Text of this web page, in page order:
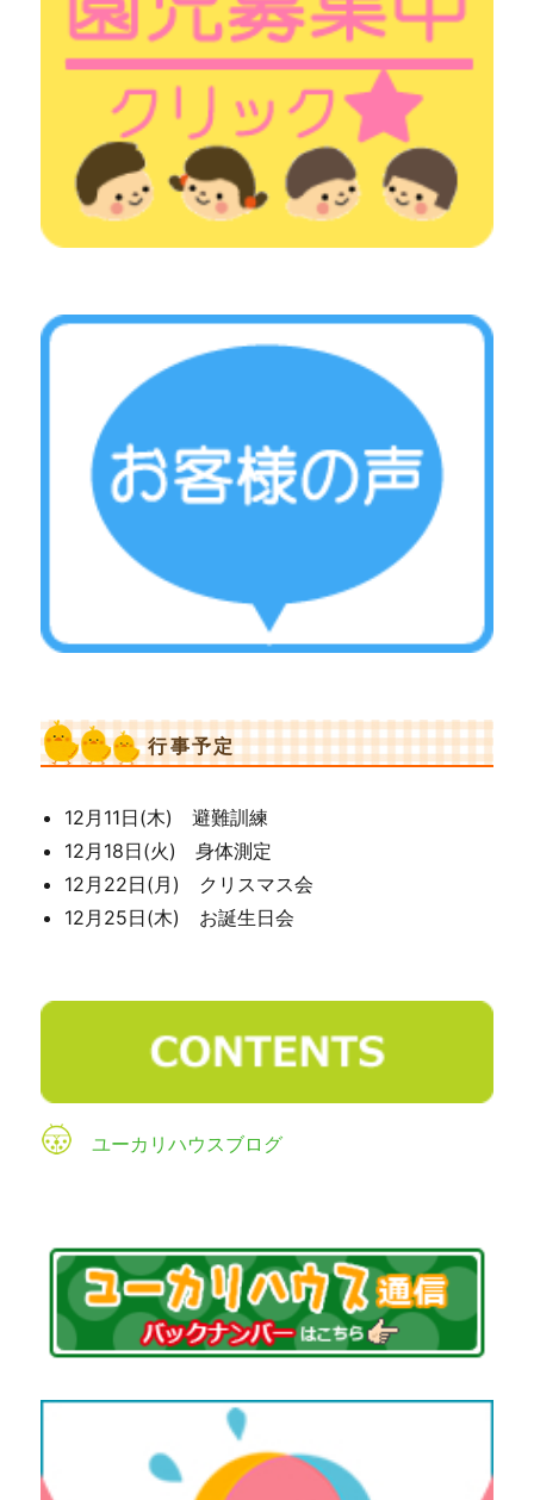
行事予定
12月11日(木) 避難訓練
12月18日(火) 身体測定
12月22日(月) クリスマス会
12月25日(木) お誕生日会
ユーカリハウスブログ